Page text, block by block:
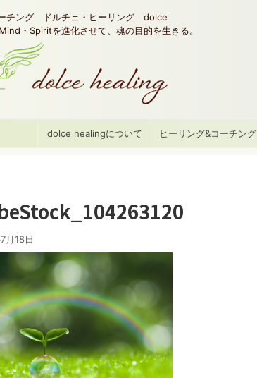
チング ドルチェ・ヒーリング dolce
・Spiritを進化させて、魂の目的を生きる。
dolce healingについて ヒーリング&コーチング
月18日